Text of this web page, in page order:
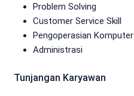
Problem Solving
Customer Service Skill
Pengoperasian Komputer
Administrasi
Tunjangan Karyawan